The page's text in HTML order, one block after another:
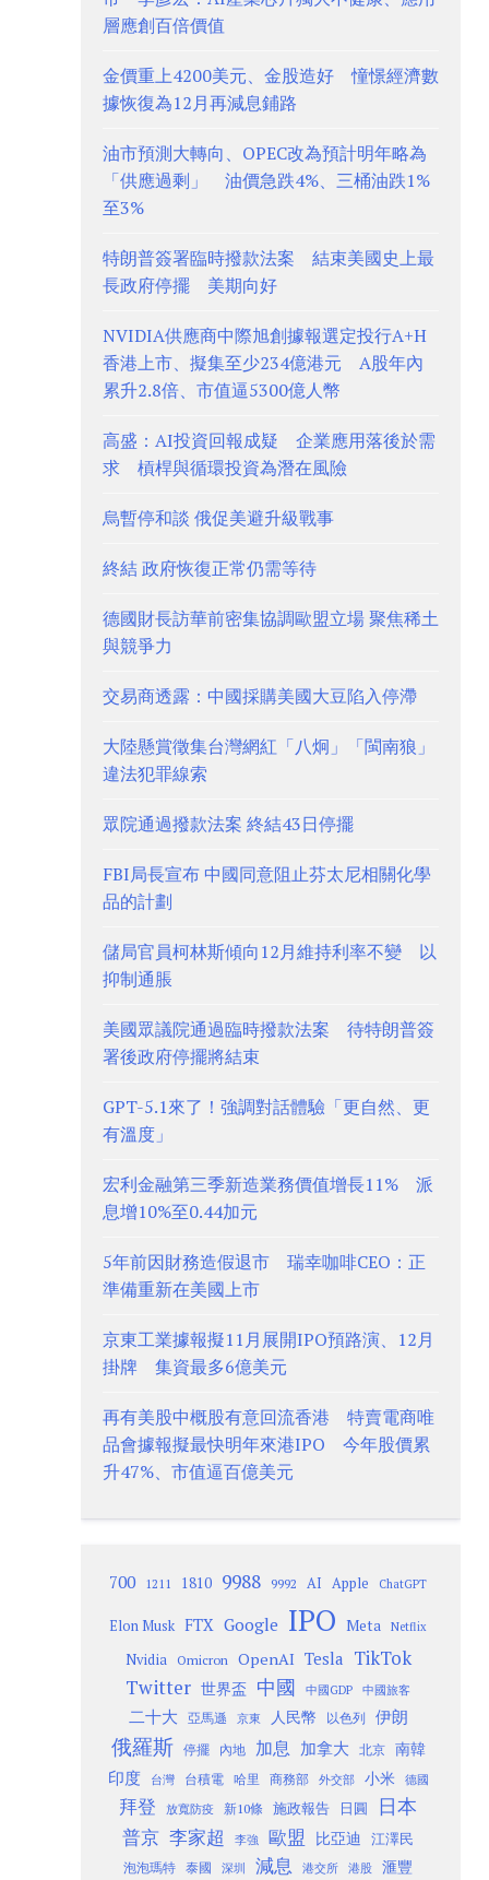
層應創百倍價值
金價重上4200美元、金股造好 憧憬經濟數
據恢復為12月再減息鋪路
油市預測大轉向、OPEC改為預計明年略為
「供應過剩」 油價急跌4%、三桶油跌1%
至3%
特朗普簽署臨時撥款法案 結束美國史上最
長政府停擺 美期向好
NVIDIA供應商中際旭創據報選定投行A+H
香港上市、擬集至少234億港元 A股年內
累升2.8倍、市值逼5300億人幣
高盛：AI投資回報成疑 企業應用落後於需
求 槓桿與循環投資為潛在風險
烏暫停和談 俄促美避升級戰事
終結 政府恢復正常仍需等待
德國財長訪華前密集協調歐盟立場 聚焦稀土
與競爭力
交易商透露：中國採購美國大豆陷入停滯
大陸懸賞徵集台灣網紅「八炯」「閩南狼」
違法犯罪線索
眾院通過撥款法案 終結43日停擺
FBI局長宣布 中國同意阻止芬太尼相關化學
品的計劃
儲局官員柯林斯傾向12月維持利率不變 以
抑制通脹
美國眾議院通過臨時撥款法案 待特朗普簽
署後政府停擺將結束
GPT-5.1來了！強調對話體驗「更自然、更
有溫度」
宏利金融第三季新造業務價值增長11% 派
息增10%至0.44加元
5年前因財務造假退市 瑞幸咖啡CEO：正
準備重新在美國上市
京東工業據報擬11月展開IPO預路演、12月
掛牌 集資最多6億美元
再有美股中概股有意回流香港 特賣電商唯
品會據報擬最快明年來港IPO 今年股價累
升47%、市值逼百億美元
700 1211 1810 9988 9992 AI Apple ChatGPT
Elon Musk FTX Google IPO Meta Netflix
Nvidia Omicron OpenAI Tesla TikTok
Twitter 世界盃 中國 中國GDP 中國旅客
二十大 亞馬遜 京東 人民幣 以色列 伊朗
俄羅斯 停擺 內地 加息 加拿大 北京
南韓
印度
台灣 台積電 哈里 商務部 外交部 小米 德國
拜登 放寬防疫 新10條 施政報告 日圓 日本
普京 李家超 李強 歐盟 比亞迪 江澤民
泡泡瑪特 泰國 深圳 減息 港交所 港股 滙豐